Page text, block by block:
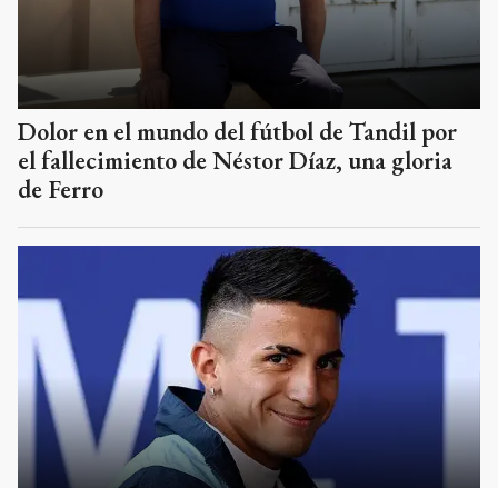
Dolor en el mundo del fútbol de Tandil por
el fallecimiento de Néstor Díaz, una gloria
de Ferro